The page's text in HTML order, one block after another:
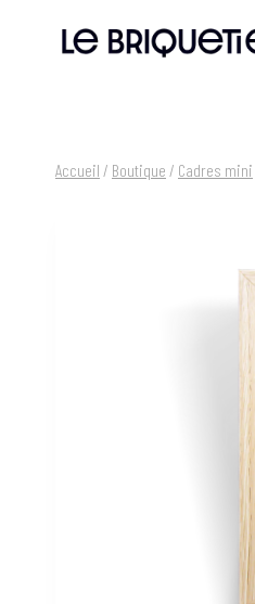
Accueil / Boutique / Cadres mini